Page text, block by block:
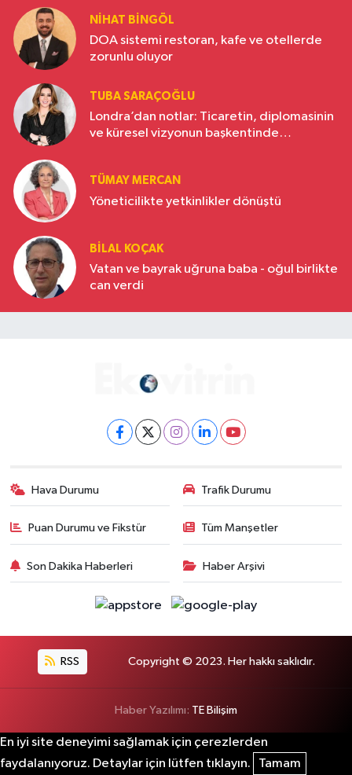
NIHAT BINGÖL
DOA sistemi restoran, kafe ve otellerde
zorunlu oluyor
TUBA SARAÇOĞLU
Londra’dan notlar: Ticaretin, diplomasinin
ve küresel vizyonun başkentinde
TÜMAY MERCAN
Yöneticilikte yetkinlikler dönüştü
BILAL KOÇAK
Vatan ve bayrak uğruna baba - oğul birlikte
can verdi
Hava Durumu Trafik Durumu
Puan Durumu ve Fikstür Tüm Manşetler
Son Dakika Haberleri Haber Arşivi
RSS Copyright © 2023. Her hakkı saklıdır.
Haber Yazılımı: TE Bilişim
En iyi site deneyimi sağlamak için çerezlerden
faydalanıyoruz. Detaylar için lütfen tıklayın.
Tamam